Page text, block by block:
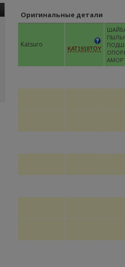
Оригинальные детали
Katsuro KAT1918TOY